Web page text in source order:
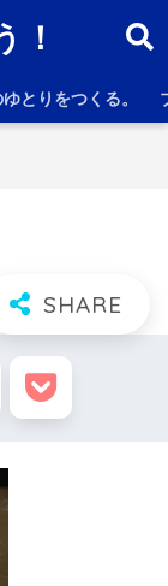
！
とりをつくる。